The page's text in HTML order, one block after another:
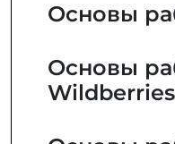
Основы
Основы
Wildberries